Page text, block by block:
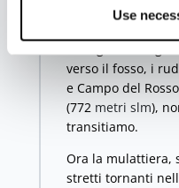
Use
verso il fosso, i
e Campo del
(772 metri slm),
transitiamo.
Ora la mulattiera,
stretti tornanti